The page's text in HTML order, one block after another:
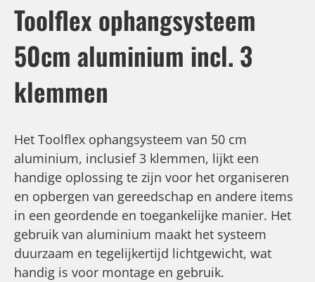
Toolflex ophangsysteem
50cm aluminium incl. 3
klemmen
Het Toolflex ophangsysteem van 50 cm
aluminium, inclusief 3 klemmen, lijkt een
handige oplossing te zijn voor het organiseren
en opbergen van gereedschap en andere items
in een geordende en toegankelijke manier. Het
gebruik van aluminium maakt het systeem
duurzaam en tegelijkertijd lichtgewicht, wat
handig is voor montage en gebruik.